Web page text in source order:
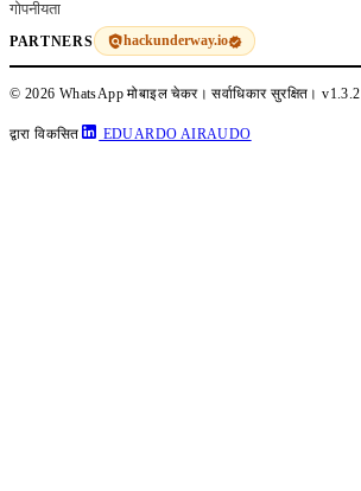
गोपनीयता
PARTNERS hackunderway.io
© 2026 WhatsApp मोबाइल चेकर। सर्वाधिकार सुरक्षित।v1.3.2
द्वारा विकसित EDUARDO AIRAUDO